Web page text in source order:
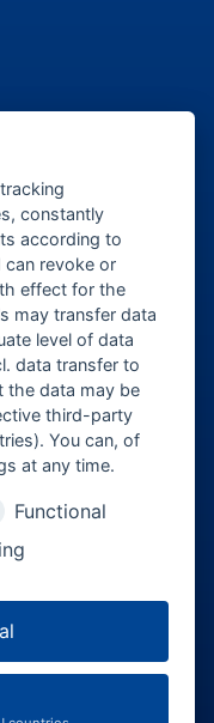
Impressum
constantly
according to
can revoke or
effect for the
may transfer data
level of data
data transfer to
the data may be
third-party
You can, of
at any time.
Functional